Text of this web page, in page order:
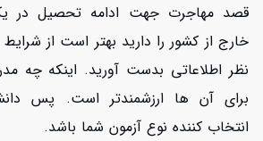
قصد مهاجرت جهت ادامه تحصیل در
خارج از کشور را دارید بهتر است از
نظر اطلاعاتی بدست آورید. اینکه چه
برای آن ها ارزشمندتر است. پس
انتخاب کننده نوع آزمون شما باشد.